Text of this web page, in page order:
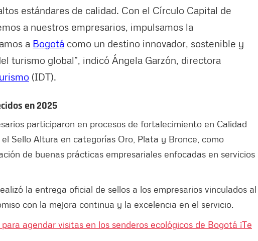
estándares de calidad. Con el Círculo Capital de
a nuestros empresarios, impulsamos la
a Bogotá como un destino innovador, sostenible y
turismo global”, indicó Ángela Garzón, directora
(IDT).
en 2025
participaron en procesos de fortalecimiento en Calidad
Sello Altura en categorías Oro, Plata y Bronce, como
de buenas prácticas empresariales enfocadas en servicios
la entrega oficial de sellos a los empresarios vinculados al
con la mejora continua y la excelencia en el servicio.
para agendar visitas en los senderos ecológicos de Bogotá ¡Te